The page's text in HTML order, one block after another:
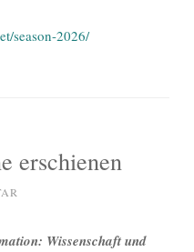
season-2026/
erschienen
Wissenschaft und